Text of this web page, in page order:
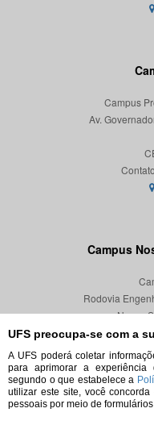
UFS preocupa-se com a
A UFS poderá coletar
para aprimorar a experiência
segundo o que estabelece a
utilizar este site, você
pessoais por meio de
Campus
Av.
Campus
Rodovia
Nossa